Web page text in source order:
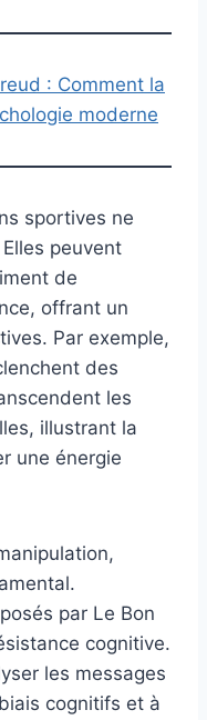
: Comment la
moderne
sportives ne
peuvent
de
offrant un
Par exemple,
des
les
illustrant la
une énergie
par Le Bon
cognitive.
les messages
cognitifs et à